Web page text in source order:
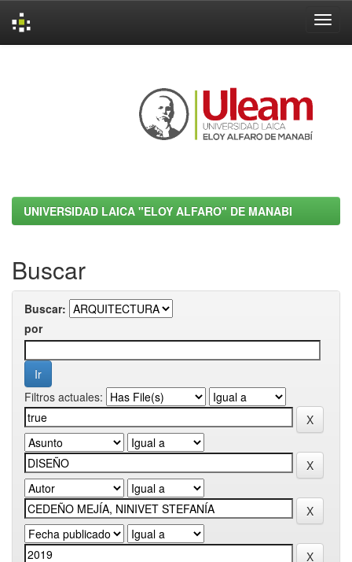
UNIVERSIDAD LAICA "ELOY ALFARO" DE MANABI
Buscar
Buscar:
por
Filtros actuales: